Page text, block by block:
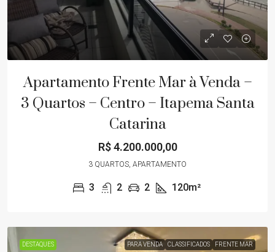
Apartamento Frente Mar à Venda –
3 Quartos – Centro – Itapema Santa
Catarina
R$ 4.200.000,00
3 QUARTOS, APARTAMENTO
3 2 2 120m²
DESTAQUES PARA VENDA CLASSIFICADOS FRENTE MAR